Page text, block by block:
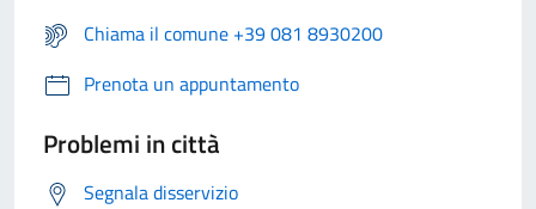
Chiama il comune +39 081 8930200
Prenota un appuntamento
Problemi in città
Segnala disservizio